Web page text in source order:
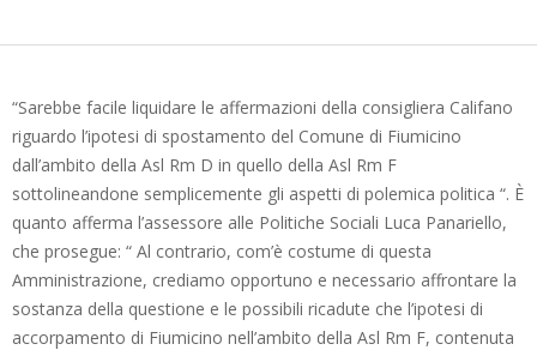
“Sarebbe facile liquidare le affermazioni della consigliera Califano
riguardo l’ipotesi di spostamento del Comune di Fiumicino
dall’ambito della Asl Rm D in quello della Asl Rm F
sottolineandone semplicemente gli aspetti di polemica politica “. È
quanto afferma l’assessore alle Politiche Sociali Luca Panariello,
che prosegue: “ Al contrario, com’è costume di questa
Amministrazione, crediamo opportuno e necessario affrontare la
sostanza della questione e le possibili ricadute che l’ipotesi di
accorpamento di Fiumicino nell’ambito della Asl Rm F, contenuta